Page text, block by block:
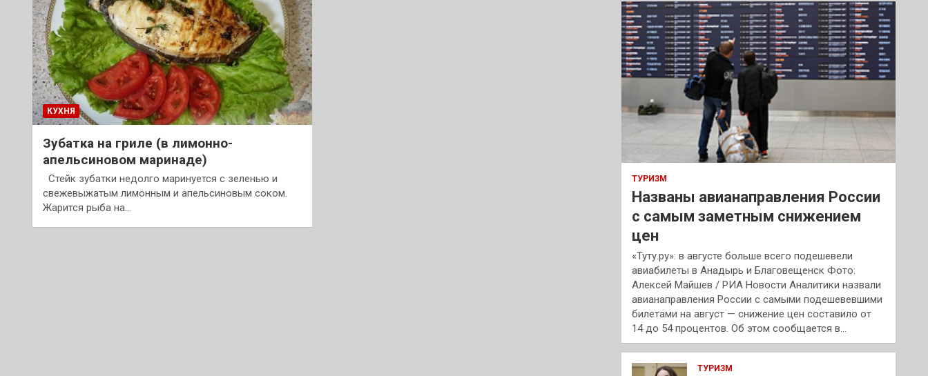
КУХНЯ
Зубатка на гриле (в лимонно-
апельсиновом маринаде)
Стейк зубатки недолго маринуется с зеленью и
свежевыжатым лимонным и апельсиновым соком.
Жарится рыба на…
к
ТУРИЗМ
Названы авианаправления России
с самым заметным снижением
цен
«Туту.ру»: в августе больше всего подешевели
авиабилеты в Анадырь и Благовещенск Фото:
Алексей Майшев / РИА Новости Аналитики назвали
авианаправления России с самыми подешевевшими
билетами на август — снижение цен составило от
14 до 54 процентов. Об этом сообщается в…
ТУРИЗМ